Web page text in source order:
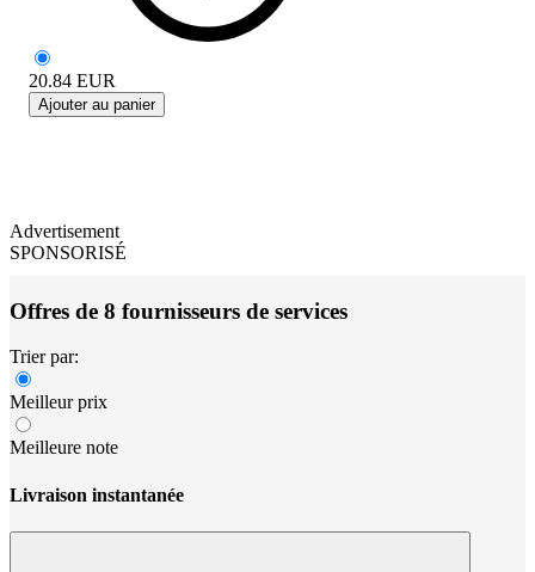
20.84 EUR
Ajouter au panier
Advertisement
SPONSORISÉ
Offres de 8 fournisseurs de services
Trier par:
Meilleur prix
Meilleure note
Livraison instantanée